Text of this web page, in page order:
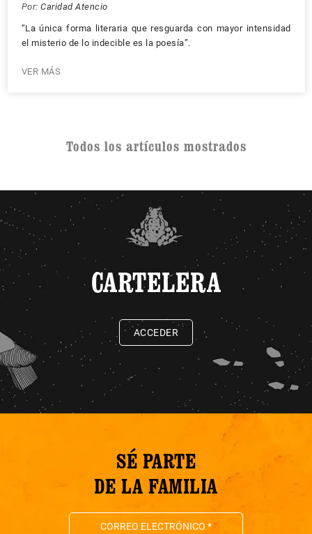
Por: Caridad Atencio
“La única forma literaria que resguarda con mayor intensidad
el misterio de lo indecible es la poesía”.
VER MÁS
Todos los artículos mostrados
CARTELERA
ACCEDER
SÉ PARTE
DE LA FAMILIA